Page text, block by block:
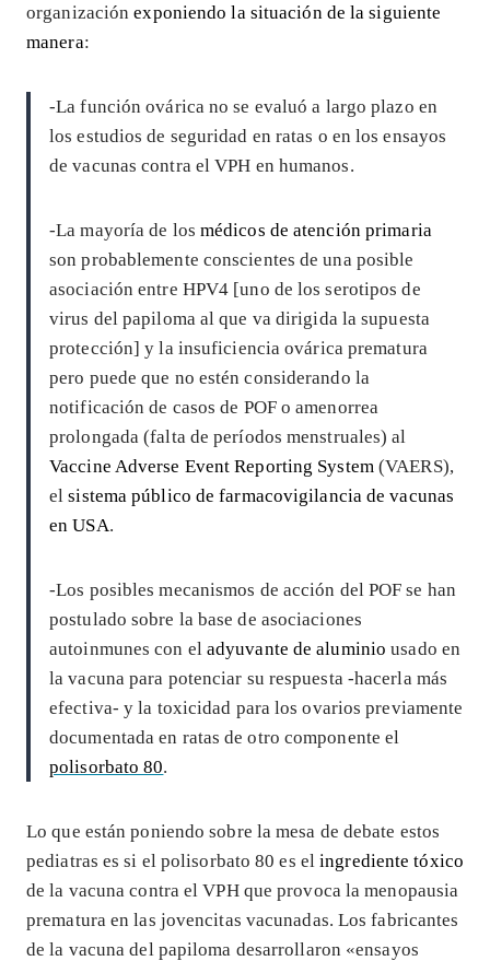
organizaciónexponiendo la situación de la siguiente
manera:
-La función ovárica no se evaluó a largo plazo en
los estudios de seguridad en ratas o en los ensayos
de vacunas contra el VPH en humanos.
-La mayoría de los médicos de atención primaria
son probablemente conscientes de una posible
asociación entre HPV4 [uno de los serotipos de
virus del papiloma al que va dirigida la supuesta
protección] y la insuficiencia ovárica prematura
pero puede que no estén considerando la
notificación de casos de POF o amenorrea
prolongada (falta de períodos menstruales) al
Vaccine Adverse Event Reporting System (VAERS),
elsistema público de farmacovigilancia de vacunas
en USA.
-Los posibles mecanismos de acción del POF se han
postulado sobre la base de asociaciones
autoinmunes con el adyuvante de aluminio usado en
la vacuna para potenciar su respuesta -hacerla más
efectiva- y la toxicidad para los ovarios previamente
documentada en ratas de otro componente el
polisorbato 80.
Lo que están poniendo sobre la mesa de debate estos
pediatras es si el polisorbato 80 es elingrediente tóxico
de la vacuna contra el VPH que provoca la menopausia
prematura en las jovencitas vacunadas. Los fabricantes
de la vacuna del papiloma desarrollaron «ensayos